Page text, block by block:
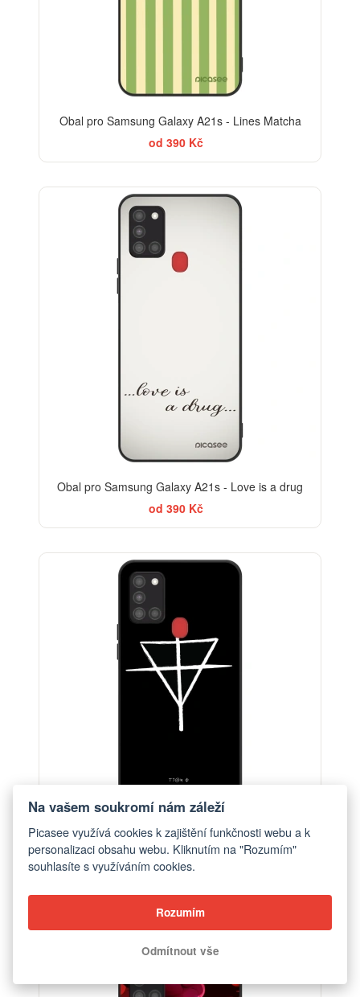
Obal pro Samsung Galaxy A21s - Lines Matcha
od 390 Kč
Obal pro Samsung Galaxy A21s - Love is a drug
od 390 Kč
Obal pro Samsung Galaxy A21s - ONEMANSHOW
THE GAME
Na vašem soukromí nám záleží
Picasee využívá cookies k zajištění funkčnosti webu a k
personalizaci obsahu webu. Kliknutím na "Rozumím"
souhlasíte s využíváním cookies.
Rozumím
Odmítnout vše